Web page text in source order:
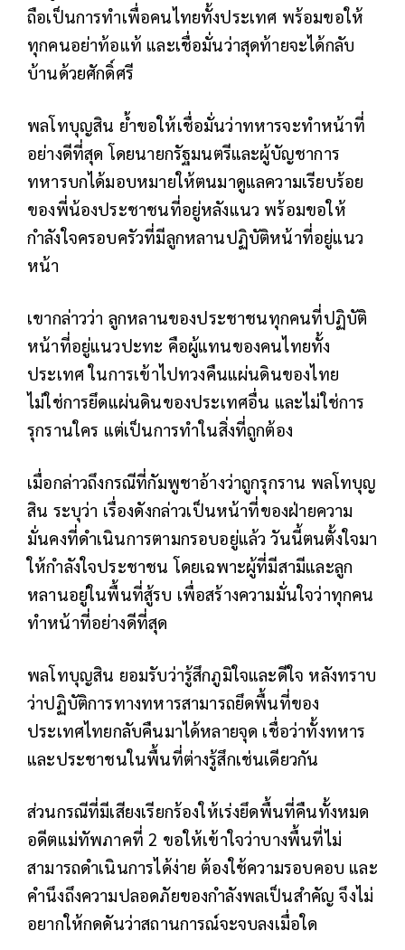
ถือเป็นการทำเพื่อคนไทยทั้งประเทศ พร้อมขอให้
ทุกคนอย่าท้อแท้ และเชื่อมั่นว่าสุดท้ายจะได้กลับ
บ้านด้วยศักดิ์ศรี
พลโทบุญสิน ย้ำขอให้เชื่อมั่นว่าทหารจะทำหน้าที่
อย่างดีที่สุด โดยนายกรัฐมนตรีและผู้บัญชาการ
ทหารบกได้มอบหมายให้ตนมาดูแลความเรียบร้อย
ของพี่น้องประชาชนที่อยู่หลังแนว พร้อมขอให้
กำลังใจครอบครัวที่มีลูกหลานปฏิบัติหน้าที่อยู่แนว
หน้า
เขากล่าวว่า ลูกหลานของประชาชนทุกคนที่ปฏิบัติ
หน้าที่อยู่แนวปะทะ คือผู้แทนของคนไทยทั้ง
ประเทศ ในการเข้าไปทวงคืนแผ่นดินของไทย
ไม่ใช่การยึดแผ่นดินของประเทศอื่น และไม่ใช่การ
รุกรานใคร แต่เป็นการทำในสิ่งที่ถูกต้อง
เมื่อกล่าวถึงกรณีที่กัมพูชาอ้างว่าถูกรุกราน พลโทบุญ
สิน ระบุว่า เรื่องดังกล่าวเป็นหน้าที่ของฝ่ายความ
มั่นคงที่ดำเนินการตามกรอบอยู่แล้ว วันนี้ตนตั้งใจมา
ให้กำลังใจประชาชน โดยเฉพาะผู้ที่มีสามีและลูก
หลานอยู่ในพื้นที่สู้รบ เพื่อสร้างความมั่นใจว่าทุกคน
ทำหน้าที่อย่างดีที่สุด
พลโทบุญสิน ยอมรับว่ารู้สึกภูมิใจและดีใจ หลังทราบ
ว่าปฏิบัติการทางทหารสามารถยึดพื้นที่ของ
ประเทศไทยกลับคืนมาได้หลายจุด เชื่อว่าทั้งทหาร
และประชาชนในพื้นที่ต่างรู้สึกเช่นเดียวกัน
ส่วนกรณีที่มีเสียงเรียกร้องให้เร่งยึดพื้นที่คืนทั้งหมด
อดีตแม่ทัพภาคที่ 2 ขอให้เข้าใจว่าบางพื้นที่ไม่
สามารถดำเนินการได้ง่าย ต้องใช้ความรอบคอบ และ
คำนึงถึงความปลอดภัยของกำลังพลเป็นสำคัญ จึงไม่
อยากให้กดดันว่าสถานการณ์จะจบลงเมื่อใด